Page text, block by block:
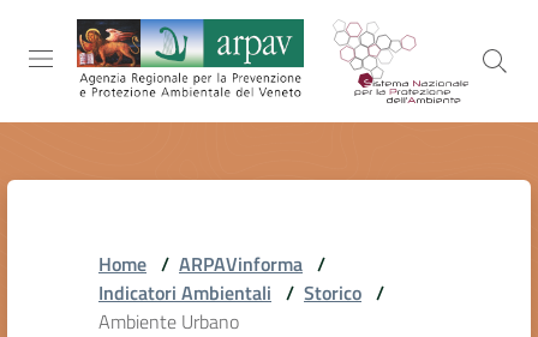
Salta al contenuto
Salta alla navigazione
Salta al footer
AMBIENTALI
Home / ARPAVinforma /
Indicatori Ambientali / Storico /
Ambiente Urbano